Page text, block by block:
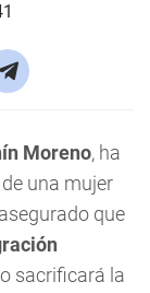
Moreno, ha
una mujer
que
sacrificará la